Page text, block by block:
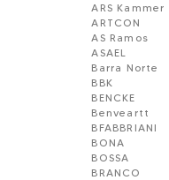
ARS Kammer
ARTCON
AS Ramos
ASAEL
Barra Norte
BBK
BENCKE
Benveartt
BFABBRIANI
BONA
BOSSA
BRANCO